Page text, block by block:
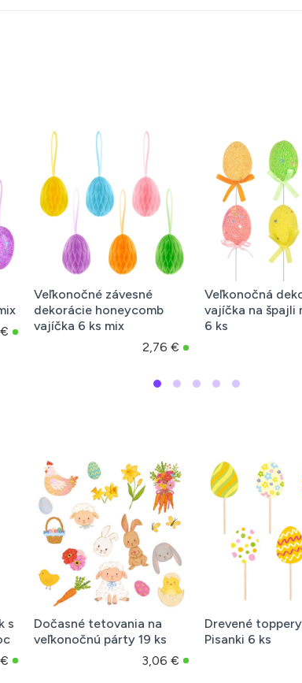
Veľkonočné závesné
dekorácie honeycomb
vajíčka 6 ks mix
2,76 €
Veľkonočná
vajíčka na špajli mix
s
Dočasné tetovania na
veľkonočnú párty 19 ks
3,06 €
Drevené
Pisanki 6 ks